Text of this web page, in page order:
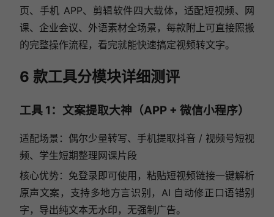
页、手机 APP、剪辑软件四大载体，适配短视频、网
课、企业会议、外语素材全场景，每款附上可直接照搬
的完整操作流程，看完就能快速搞定视频转文字。
6 款工具分模块详细测评
工具 1：文案提取大神（APP + 微信小程序）
适配场景：偶尔少量转写、手机提取抖音 / 视频号短视
频、学生短期整理网课片段
核心优势：免登录即可使用，粘贴短视频链接一键解析
原声文案，支持多地方言识别，AI 自动修正口语错别
字，导出纯文本无水印，无强制广告。